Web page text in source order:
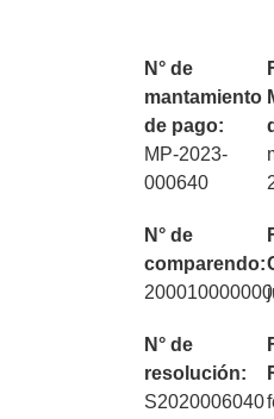
N° de
mantamiento
de pago:
MP-2023-
000640
N° de
comparendo:
N° de
resolución:
S2020006040